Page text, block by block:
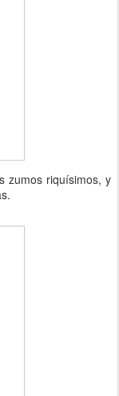
zumos riquísimos, y